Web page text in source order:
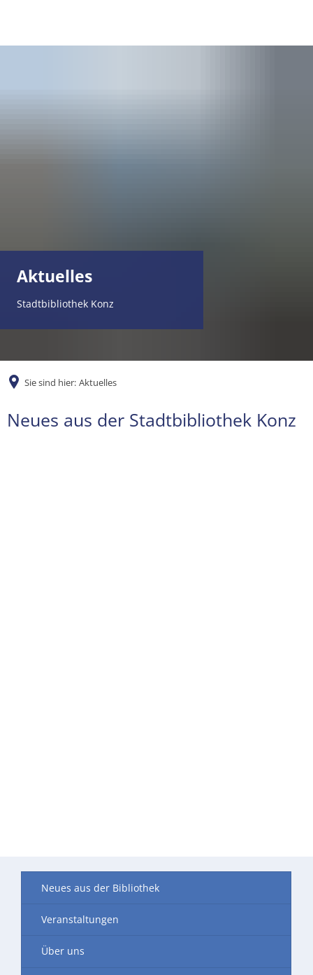
Aktuelles
Stadtbibliothek Konz
Sie sind hier: Aktuelles
Aktuelles
Neues aus der Stadtbibliothek Konz
Neues aus der Bibliothek
Veranstaltungen
Über uns